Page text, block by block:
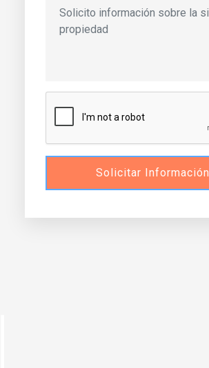
Solicitar Información